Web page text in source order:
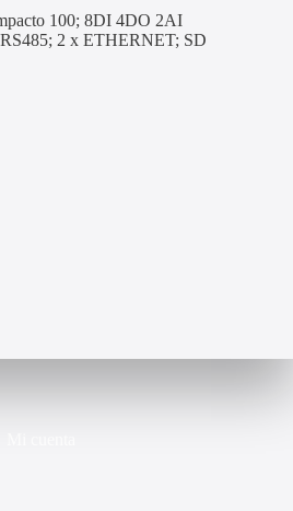
100; 8DI 4DO 2AI
2 x ETHERNET; SD